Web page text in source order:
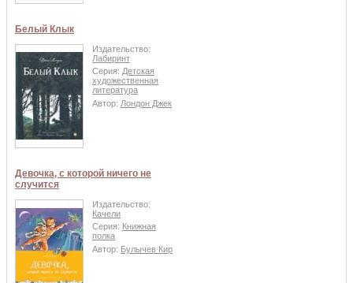
Белый Клык
Издательство:
Лабиринт
Серия: Детская
художественная
литература
Автор: Лондон Джек
Девочка, с которой ничего не
случится
Издательство:
Качели
Серия: Книжная
полка
Автор: Булычев Кир